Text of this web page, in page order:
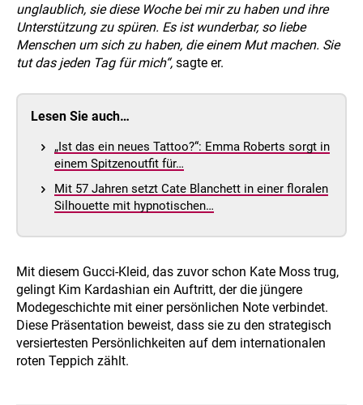
unglaublich, sie diese Woche bei mir zu haben und ihre
Unterstützung zu spüren. Es ist wunderbar, so liebe
Menschen um sich zu haben, die einem Mut machen. Sie
tut das jeden Tag für mich“, sagte er.
Lesen Sie auch…
„Ist das ein neues Tattoo?“: Emma Roberts sorgt in
einem Spitzenoutfit für…
Mit 57 Jahren setzt Cate Blanchett in einer floralen
Silhouette mit hypnotischen…
Mit diesem Gucci-Kleid, das zuvor schon Kate Moss trug,
gelingt Kim Kardashian ein Auftritt, der die jüngere
Modegeschichte mit einer persönlichen Note verbindet.
Diese Präsentation beweist, dass sie zu den strategisch
versiertesten Persönlichkeiten auf dem internationalen
roten Teppich zählt.